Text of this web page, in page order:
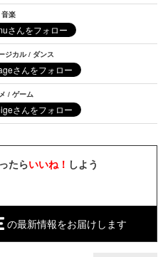
音楽
ジカル / ダンス
/ ゲーム
たらいいね！ しよう
の最新情報をお届けします